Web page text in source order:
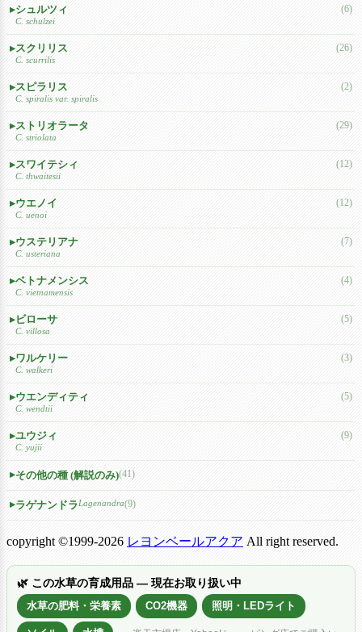
シュルツィ
C. schulzei
(6)
スクリリス
C. scurrilis
(26)
スピラリス
C. spiralis var. spiralis
(2)
ストリオラータ
C. striolata
(29)
スワイテシィ
C. thwaitesii
(12)
ウエノイ
C. uenoi
(12)
ウステリアナ
C. usteriana
(7)
ベトナメンシス
C. vietnamensis
(4)
ビローサ
C. villosa
(5)
ワルケリー
C. walkeri
(3)
ウエンディティ
C. wendtii
(5)
ユウジィ
C. yujii
(9)
その他の種 (解説のみ)(41)
ラゲナンドラLagenandra(9)
copyright ©1999-2026 レヨンベールアクア All right reserved.
🌿 この水草の育成用品 — 現在お取り扱い中
水草の肥料・栄養素 CO2機器 照明・LEDライト